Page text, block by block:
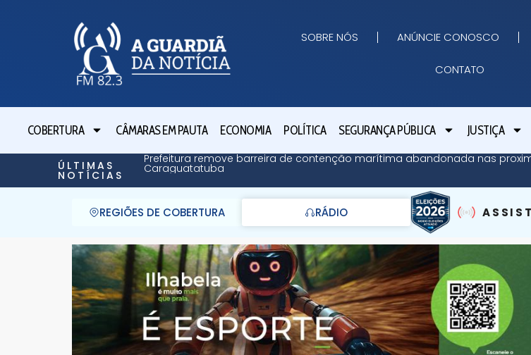
SOBRE NÓS ANÚNCIE CONOSCO
CONTATO
COBERTURA CÂMARAS EM PAUTA ECONOMIA POLÍTICA SEGURANÇA PÚBLICA JUSTIÇA
ÚLTIMAS
NOTÍCIAS
Prefeitura remove barreira de contenção marítima abandonada nas
Caraguatatuba
REGIÕES DE COBERTURA RÁDIO